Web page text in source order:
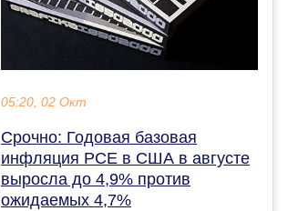
05:20, 02 Окт
Срочно: Годовая базовая
инфляция PCE в США в августе
выросла до 4,9% против
ожидаемых 4,7%